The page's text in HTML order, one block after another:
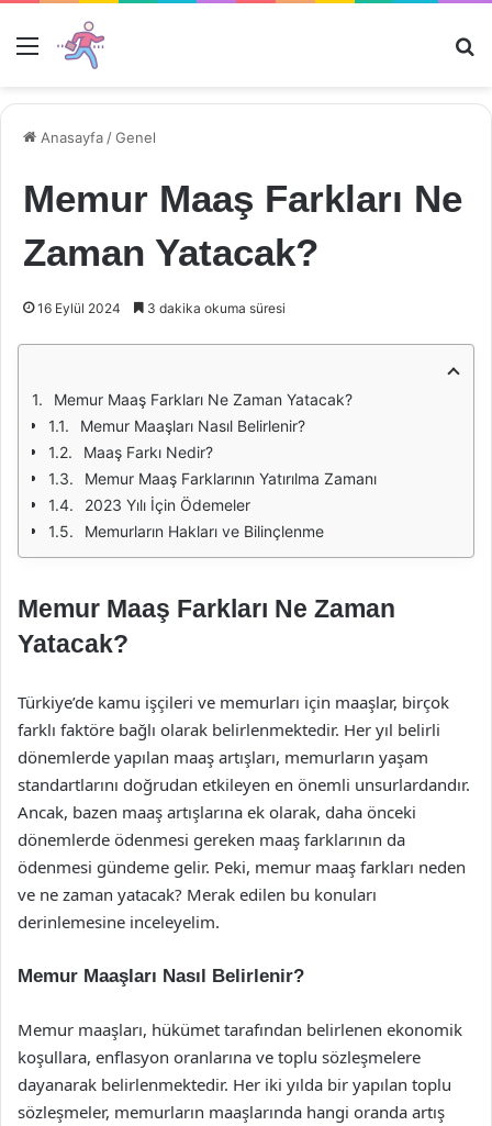
Menü
Anasayfa /Genel
Memur Maaş Farkları Ne
Zaman Yatacak?
16 Eylül 2024 3 dakika okuma süresi
Memur Maaş Farkları Ne Zaman Yatacak?
Memur Maaşları Nasıl Belirlenir?
Maaş Farkı Nedir?
Memur Maaş Farklarının Yatırılma Zamanı
2023 Yılı İçin Ödemeler
Memurların Hakları ve Bilinçlenme
Memur Maaş Farkları Ne Zaman
Yatacak?
Türkiye’de kamu işçileri ve memurları için maaşlar, birçok
farklı faktöre bağlı olarak belirlenmektedir. Her yıl belirli
dönemlerde yapılan maaş artışları, memurların yaşam
standartlarını doğrudan etkileyen en önemli unsurlardandır.
Ancak, bazen maaş artışlarına ek olarak, daha önceki
dönemlerde ödenmesi gereken maaş farklarının da
ödenmesi gündeme gelir. Peki, memur maaş farkları neden
ve ne zaman yatacak? Merak edilen bu konuları
derinlemesine inceleyelim.
Memur Maaşları Nasıl Belirlenir?
Memur maaşları, hükümet tarafından belirlenen ekonomik
koşullara, enflasyon oranlarına ve toplu sözleşmelere
dayanarak belirlenmektedir. Her iki yılda bir yapılan toplu
sözleşmeler, memurların maaşlarında hangi oranda artış